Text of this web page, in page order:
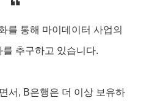
를 통해 마이데이터 사업의
추구하고 있습니다.
서, B은행은 더 이상 보유하